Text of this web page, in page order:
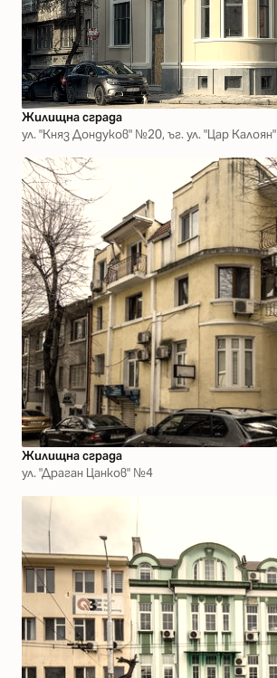
Жилищна сграда
ул. "Княз Дондуков" №20, ъг. ул. "Цар Калоян"
Жилищна сграда
ул. "Драган Цанков" №4